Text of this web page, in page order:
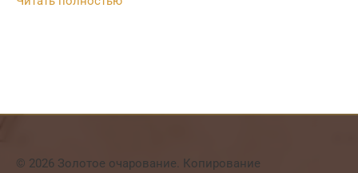
© 2026 Золотое очарование. Копирование